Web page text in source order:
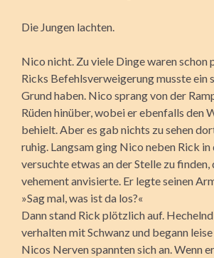
Die Jungen lachten.
Nico nicht. Zu viele Dinge waren schon
Ricks Befehlsverweigerung musste ein
Grund haben. Nico sprang von der
Rüden hinüber, wobei er ebenfalls den
behielt. Aber es gab nichts zu sehen
ruhig. Langsam ging Nico neben Rick
versuchte etwas an der Stelle zu finden,
vehement anvisierte. Er legte seinen
»Sag mal, was ist da los?«
Dann stand Rick plötzlich auf.
verhalten mit Schwanz und begann leise
Nicos Nerven spannten sich an. Wenn